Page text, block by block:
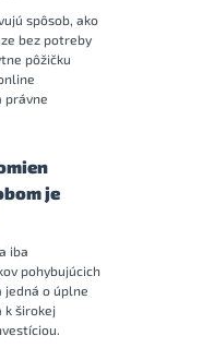
spôsob, ako
bez potreby
pôžičku
právne
je
iba
pohybujúcich
jedná o úplne
k širokej